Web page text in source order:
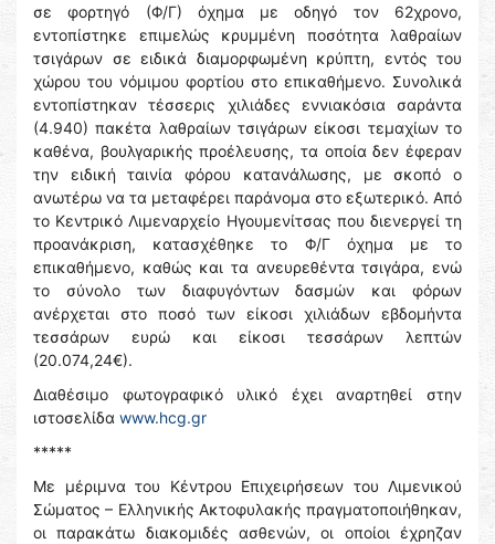
σε φορτηγό (Φ/Γ) όχημα με οδηγό τον 62χρονο,
εντοπίστηκε επιμελώς κρυμμένη ποσότητα λαθραίων
τσιγάρων σε ειδικά διαμορφωμένη κρύπτη, εντός του
χώρου του νόμιμου φορτίου στο επικαθήμενο. Συνολικά
εντοπίστηκαν τέσσερις χιλιάδες εννιακόσια σαράντα
(4.940) πακέτα λαθραίων τσιγάρων είκοσι τεμαχίων το
καθένα, βουλγαρικής προέλευσης, τα οποία δεν έφεραν
την ειδική ταινία φόρου κατανάλωσης, με σκοπό ο
ανωτέρω να τα μεταφέρει παράνομα στο εξωτερικό. Από
το Κεντρικό Λιμεναρχείο Ηγουμενίτσας που διενεργεί τη
προανάκριση, κατασχέθηκε το Φ/Γ όχημα με το
επικαθήμενο, καθώς και τα ανευρεθέντα τσιγάρα, ενώ
το σύνολο των διαφυγόντων δασμών και φόρων
ανέρχεται στο ποσό των είκοσι χιλιάδων εβδομήντα
τεσσάρων ευρώ και είκοσι τεσσάρων λεπτών
(20.074,24€).
Διαθέσιμο φωτογραφικό υλικό έχει αναρτηθεί στην
ιστοσελίδα www.hcg.gr
*****
Με μέριμνα του Κέντρου Επιχειρήσεων του Λιμενικού
Σώματος – Ελληνικής Ακτοφυλακής πραγματοποιήθηκαν,
οι παρακάτω διακομιδές ασθενών, οι οποίοι έχρηζαν